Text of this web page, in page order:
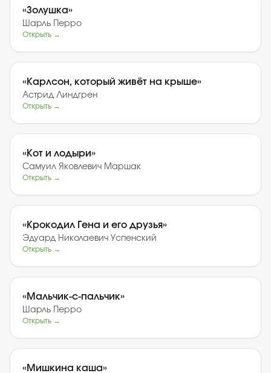
«Золушка»
Шарль Перро
Открыть →
«Карлсон, который живёт на крыше»
Астрид Линдгрен
Открыть →
«Кот и лодыри»
Самуил Яковлевич Маршак
Открыть →
«Крокодил Гена и его друзья»
Эдуард Николаевич Успенский
Открыть →
«Мальчик-с-пальчик»
Шарль Перро
Открыть →
«Мишкина каша»